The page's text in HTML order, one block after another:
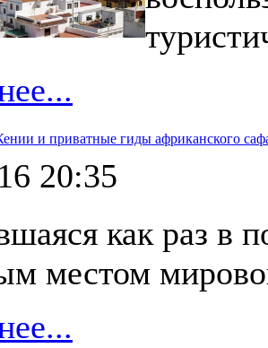
и приватные гиды африканского
20:35
как раз в
местом